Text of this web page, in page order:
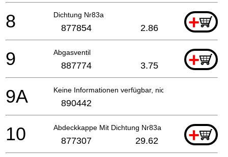
Dichtung Nr83a +
8 877854 2.86
Abgasventil +
9 887774 3.75
Keine Informationen verfügbar, nicht bestellbar
9A 890442
Abdeckkappe Mit Dichtung Nr83a (inkl.pos.nr.9a) I
+
10 877307 29.62